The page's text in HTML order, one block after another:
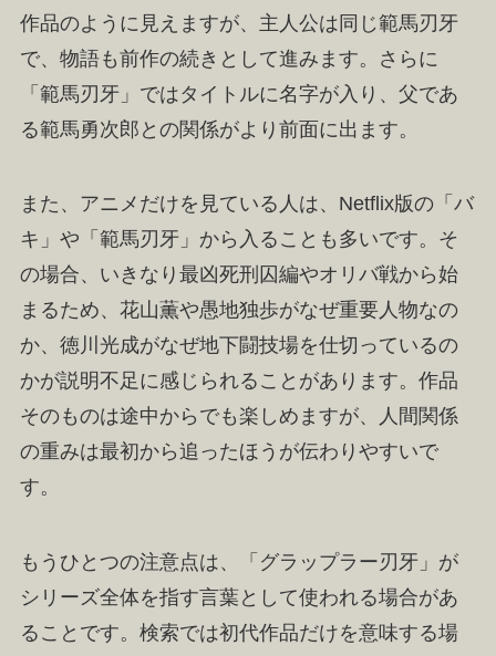
作品のように見えますが、主人公は同じ範馬刃牙
で、物語も前作の続きとして進みます。さらに
「範馬刃牙」ではタイトルに名字が入り、父であ
る範馬勇次郎との関係がより前面に出ます。
また、アニメだけを見ている人は、Netflix版の「バ
キ」や「範馬刃牙」から入ることも多いです。そ
の場合、いきなり最凶死刑囚編やオリバ戦から始
まるため、花山薫や愚地独歩がなぜ重要人物なの
か、徳川光成がなぜ地下闘技場を仕切っているの
かが説明不足に感じられることがあります。作品
そのものは途中からでも楽しめますが、人間関係
の重みは最初から追ったほうが伝わりやすいで
す。
もうひとつの注意点は、「グラップラー刃牙」が
シリーズ全体を指す言葉として使われる場合があ
ることです。検索では初代作品だけを意味する場